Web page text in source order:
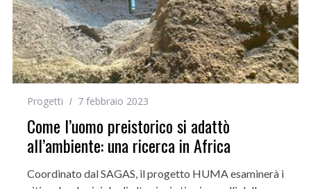
Progetti 7 febbraio 2023
Come l’uomo preistorico si adattò
all’ambiente: una ricerca in Africa
Coordinato dal SAGAS, il progetto HUMA esaminerà i